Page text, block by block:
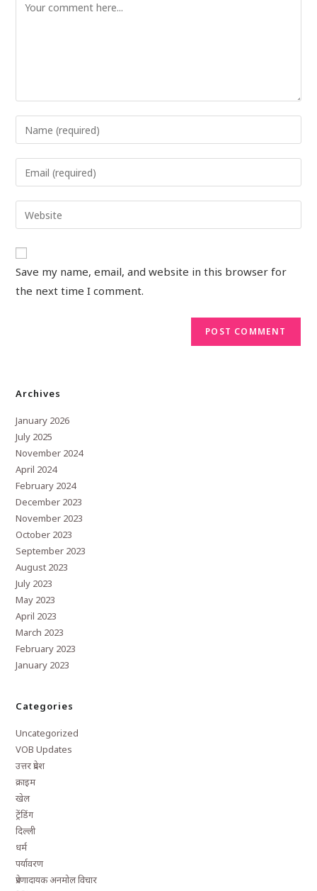
Save my name, email, and website in this browser for
the next time I comment.
Archives
January 2026
July 2025
November 2024
April 2024
February 2024
December 2023
November 2023
October 2023
September 2023
August 2023
July 2023
May 2023
April 2023
March 2023
February 2023
January 2023
Categories
Uncategorized
VOB Updates
उत्तर प्रदेश
क्राइम
खेल
ट्रेंडिंग
दिल्ली
धर्म
पर्यावरण
प्रेरणादायक अनमोल विचार